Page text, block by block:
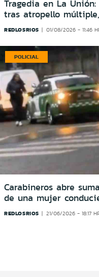
Tragedia en La
tras atropello
REDLOSRIOS 01/08/2026 - 11:46
POLICIAL
Carabineros abre
de una mujer
REDLOSRIOS 21/06/2026 - 18:17